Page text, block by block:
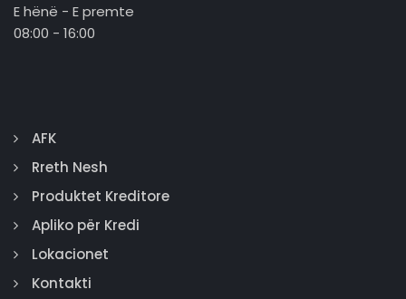
E hënë - E premte
08:00 - 16:00
AFK
Rreth Nesh
Produktet Kreditore
Apliko për Kredi
Lokacionet
Kontakti